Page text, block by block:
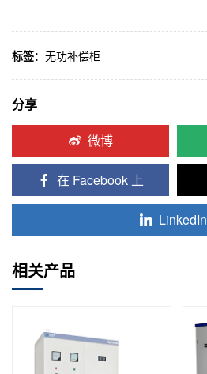
标签： 无功补偿柜
分享
微博
在 Facebook 上
LinkedIn
相关产品